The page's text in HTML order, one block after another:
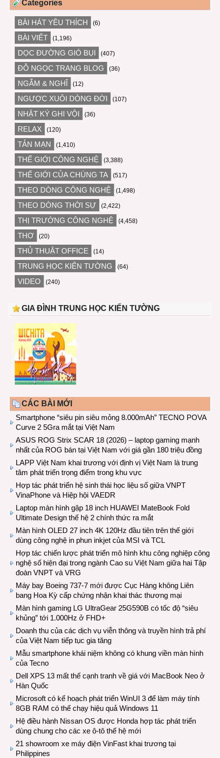
Categories
BÀI HÁT YÊU THÍCH (6)
BÀI VIẾT (1,196)
DỌC ĐƯỜNG GIÓ BỤI (407)
ĐỖ NGỌC TRANG BLOG (36)
NGẪM & NGHĨ (12)
NGƯỢC XUÔI DÒNG ĐỜI (107)
NHẬT KÝ GHI VỘI (36)
RELAX (120)
TẢN MẠN (1,410)
THẾ GIỚI CÔNG NGHỆ (3,388)
THẾ GIỚI CỦA CHÚNG TA (517)
THEO DÒNG CÔNG NGHỆ (1,498)
THEO DÒNG THỜI SỰ (2,422)
THỊ TRƯỜNG CÔNG NGHỆ (4,458)
THƠ (20)
THỦ THUẬT OFFICE (14)
TRUNG HỌC KIẾN TƯỜNG (64)
VIDEO (240)
GIA ĐÌNH TRUNG HỌC KIẾN TƯỜNG
CÁC BÀI MỚI
Smartphone “siêu pin siêu mỏng 8.000mAh” TECNO POVA
Curve 2 5Gra mắt tại Việt Nam
ASUS ROG Strix SCAR 18 (2026) – laptop gaming mạnh
nhất của ROG bán tại Việt Nam với giá gần 180 triệu đồng
LAPP Việt Nam khai trương với định vị Việt Nam là trung
tâm phát triển trọng điểm trong khu vực
Hợp tác phát triển hệ sinh thái học liệu số giữa VNPT
VinaPhone và Hiệp hội VAEDR
Laptop màn hình gập 18 inch HUAWEI MateBook Fold
Ultimate Design thế hệ 2 chính thức ra mắt
Màn hình OLED 27 inch 4K 120Hz đầu tiên trên thế giới
dùng công nghệ in phun inkjet của MSI và TCL
Hợp tác chiến lược phát triển mô hình khu công nghiệp công
nghệ số hiện đại trong ngành Cao su Việt Nam giữa hai Tập
đoàn VNPT và VRG
Máy bay Boeing 737-7 mới được Cục Hàng không Liên
bang Hoa Kỳ cấp chứng nhận khai thác thương mại
Màn hình gaming LG UltraGear 25G590B có tốc độ “siêu
khủng” tới 1.000Hz ở FHD+
Doanh thu của các dịch vụ viễn thông và truyền hình trả phí
của Việt Nam tiếp tục gia tăng
Mẫu smartphone khái niệm không có khung viền màn hình
của Tecno
Dell XPS 13 mất thế cạnh tranh về giá với MacBook Neo ở
Hàn Quốc
Microsoft có kế hoạch phát triển WinUI 3 để làm máy tính
8GB RAM có thể chạy hiệu quả Windows 11
Hệ điều hành Nissan OS được Honda hợp tác phát triển
dùng chung cho các xe ô-tô thế hệ mới
21 showroom xe máy điện VinFast khai trương tại
Philippines